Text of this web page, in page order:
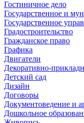
Гостиничное дело
Государственное и
Государственное
Градостроительство
Гражданское право
Графика
Двигатели
Декоративно-
Детский сад
Дизайн
Договоры
Документоведение и
Дошкольное